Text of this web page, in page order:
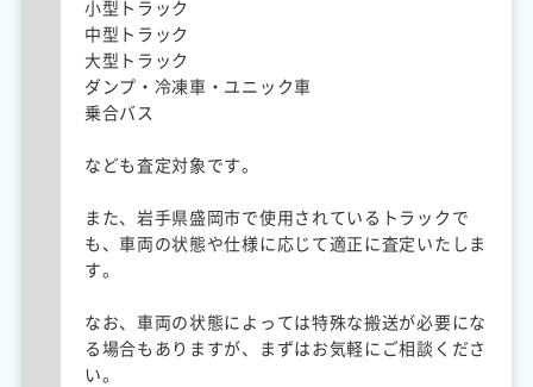
小型トラック
中型トラック
大型トラック
ダンプ・冷凍車・ユニック車
乗合バス
なども査定対象です。
また、岩手県盛岡市で使用されているトラックで
も、車両の状態や仕様に応じて適正に査定いたしま
す。
なお、車両の状態によっては特殊な搬送が必要にな
る場合もありますが、まずはお気軽にご相談くださ
い。